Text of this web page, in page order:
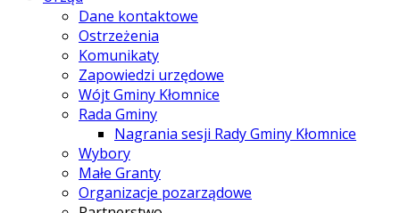
Dane kontaktowe
Ostrzeżenia
Komunikaty
Zapowiedzi urzędowe
Wójt Gminy Kłomnice
Rada Gminy
Nagrania sesji Rady Gminy Kłomnice
Wybory
Małe Granty
Organizacje pozarządowe